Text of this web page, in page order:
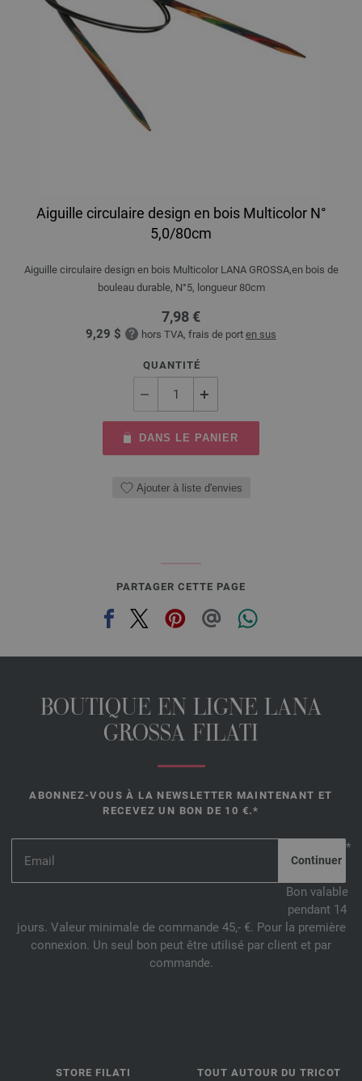
Aiguille circulaire design en bois Multicolor N°
5,0/80cm
Aiguille circulaire design en bois Multicolor LANA GROSSA,en bois de
bouleau durable, N°5, longueur 80cm
7,98 €
9,29 $ hors TVA, frais de port en sus
QUANTITÉ
DANS LE PANIER
Ajouter à liste d'envies
PARTAGER CETTE PAGE
BOUTIQUE EN LIGNE LANA
GROSSA FILATI
ABONNEZ-VOUS À LA NEWSLETTER MAINTENANT ET
RECEVEZ UN BON DE 10 €.*
*
Bon valable
pendant 14
jours. Valeur minimale de commande 45,- €. Pour la première
connexion. Un seul bon peut être utilisé par client et par
commande.
STORE FILATI TOUT AUTOUR DU TRICOT